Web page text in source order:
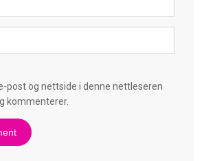
post og nettside i denne nettleseren
kommenterer.